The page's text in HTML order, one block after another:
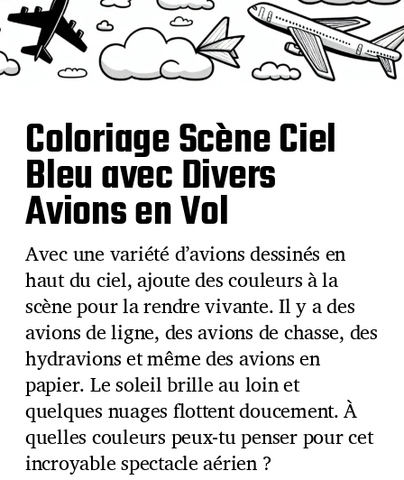
Coloriage Scène Ciel
Bleu avec Divers
Avions en Vol
Avec une variété d’avions dessinés en
haut du ciel, ajoute des couleurs à la
scène pour la rendre vivante. Il y a des
avions de ligne, des avions de chasse, des
hydravions et même des avions en
papier. Le soleil brille au loin et
quelques nuages flottent doucement. À
quelles couleurs peux-tu penser pour cet
incroyable spectacle aérien ?